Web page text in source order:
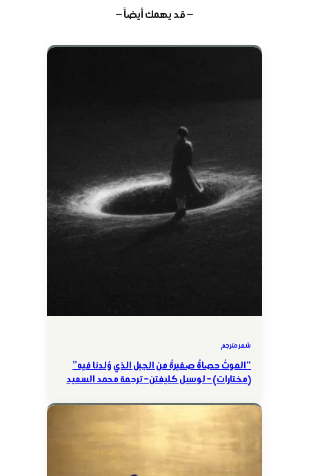
— قد يهمك أيضاً —
شعر مترجم
“الموتُ حصاةٌ صغيرةٌ من الجبل الذي وُلدنا فيه”
(مختارات) – لوسيل كليفتن – ترجمة محمد السعيد